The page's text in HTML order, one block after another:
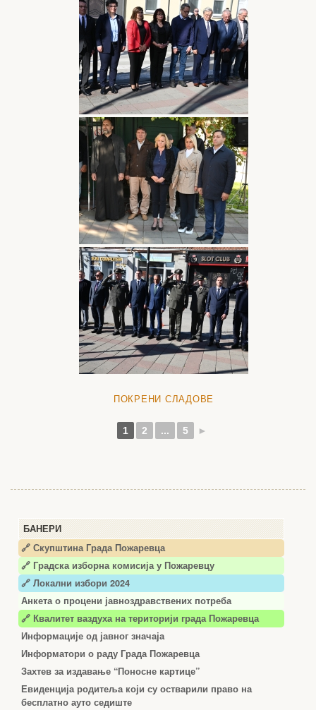
БАНЕРИ
🔗 Скупштина Града Пожаревца
🔗 Градска изборна комисија у Пожаревцу
🔗 Локални избори 2024
Анкета о процени јавноздравствених потреба
🔗 Квалитет ваздуха на територији града Пожаревца
Информације од јавног значаја
Информатори о раду Града Пожаревца
Захтев за издавање “Поносне картице”
Евиденција родитеља који су остварили право на
бесплатно ауто седиште
ПОКРЕНИ СЛАДОВЕ
1 2 ... 5 ►